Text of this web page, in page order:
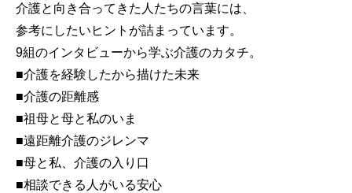
介護と向き合ってきた人たちの言葉には、
参考にしたいヒントが詰まっています。
9組のインタビューから学ぶ介護のカタチ。
■介護を経験したから描けた未来
■介護の距離感
■祖母と母と私のいま
■遠距離介護のジレンマ
■母と私、介護の入り口
■相談できる人がいる安心